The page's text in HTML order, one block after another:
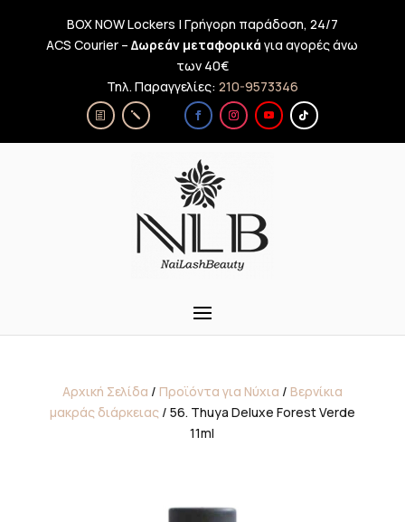
BOX NOW Lockers | Γρήγορη παράδοση, 24/7
ACS Courier –Δωρεάν μεταφορικά για αγορές άνω
των 40€
Τηλ. Παραγγελίες: 210-9573346
Αρχική Σελίδα / Προϊόντα για Νύχια / Βερνίκια
μακράς διάρκειας/ 56. Thuya Deluxe Forest Verde
11ml